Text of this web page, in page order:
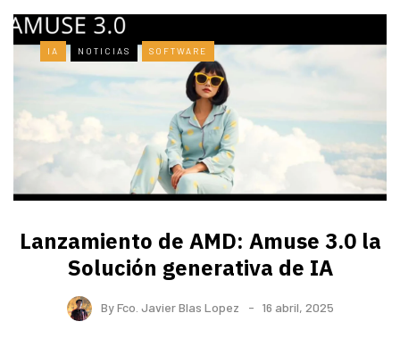
IA NOTICIAS SOFTWARE
Lanzamiento de AMD: Amuse 3.0 la
Solución generativa de IA
ByFco. Javier Blas Lopez 16 abril, 2025